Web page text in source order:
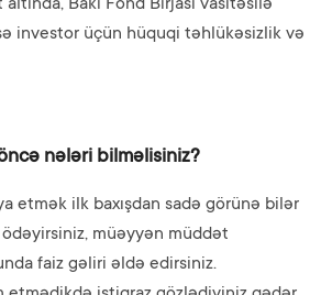
altında, Bakı Fond Birjası vasitəsilə
investor üçün hüquqi təhlükəsizlik və
nələri bilməlisiniz?
etmək ilk baxışdan sadə görünə bilər
müəyyən müddət
faiz gəliri əldə edirsiniz.